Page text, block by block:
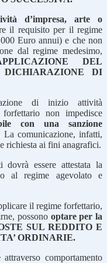
d’impresa, arte o
il requisito per il regime
Euro annui) e che non
dal regime medesimo,
DEL
DI
di inizio attività
non impedisce
con una sanzione
La comunicazione, infatti,
richiesta ai fini anagrafici.
essere attestata la
al regime agevolato e
il regime forfettario,
possono optare per la
SUL REDDITO E
ORDINARIE.
comportamento